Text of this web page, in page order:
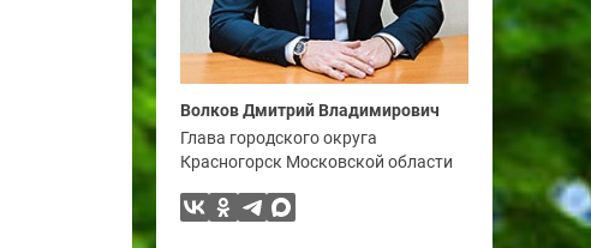
Волков Дмитрий Владимирович
Глава городского округа
Красногорск Московской области